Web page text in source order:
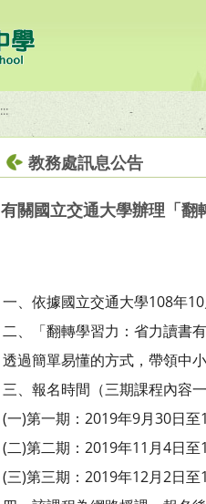
:::
教務處訊息公告
有關國立交通大學辦理「翻
一、依據國立交通大學108年
二、「翻轉學習力：省力讀書
透過簡單易懂的方式，帶領中
三、報名時間（三期課程內容
(一)第一期：2019年9月30日至
(二)第二期：2019年11月4日至
(三)第三期：2019年12月2日至